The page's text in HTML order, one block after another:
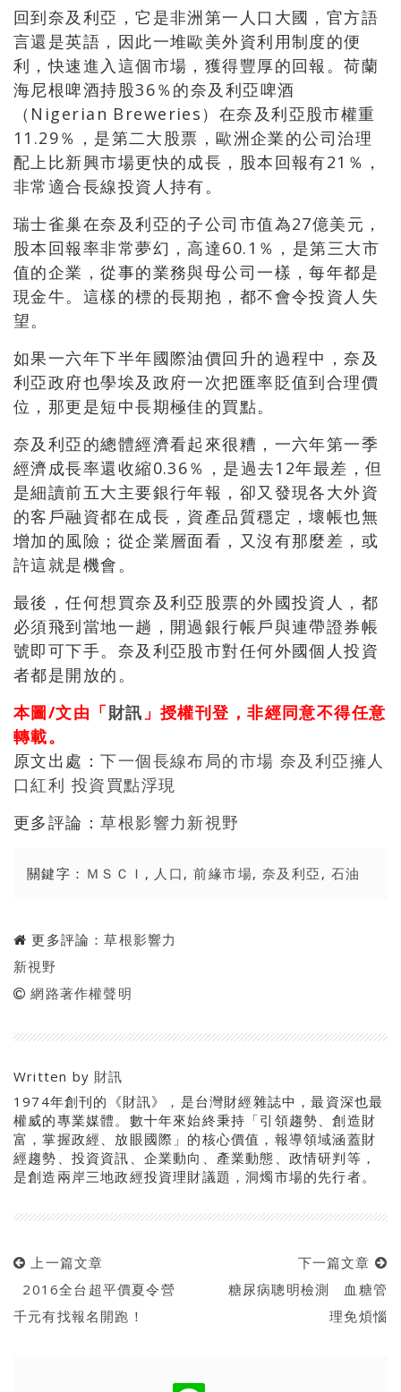
回到奈及利亞，它是非洲第一人口大國，官方語
言還是英語，因此一堆歐美外資利用制度的便
利，快速進入這個市場，獲得豐厚的回報。荷蘭
海尼根啤酒持股36％的奈及利亞啤酒
（Nigerian Breweries）在奈及利亞股市權重
11.29％，是第二大股票，歐洲企業的公司治理
配上比新興市場更快的成長，股本回報有21％，
非常適合長線投資人持有。
瑞士雀巢在奈及利亞的子公司市值為27億美元，
股本回報率非常夢幻，高達60.1％，是第三大市
值的企業，從事的業務與母公司一樣，每年都是
現金牛。這樣的標的長期抱，都不會令投資人失
望。
如果一六年下半年國際油價回升的過程中，奈及
利亞政府也學埃及政府一次把匯率貶值到合理價
位，那更是短中長期極佳的買點。
奈及利亞的總體經濟看起來很糟，一六年第一季
經濟成長率還收縮0.36％，是過去12年最差，但
是細讀前五大主要銀行年報，卻又發現各大外資
的客戶融資都在成長，資產品質穩定，壞帳也無
增加的風險；從企業層面看，又沒有那麼差，或
許這就是機會。
最後，任何想買奈及利亞股票的外國投資人，都
必須飛到當地一趟，開過銀行帳戶與連帶證券帳
號即可下手。奈及利亞股市對任何外國個人投資
者都是開放的。
本圖/文由「財訊 」授權刊登，非經同意不得任意
轉載。
原文出處：下一個長線布局的市場 奈及利亞擁人
口紅利 投資買點浮現
更多評論：草根影響力新視野
關鍵字： ＭＳＣＩ , 人口 ,前緣市場, 奈及利亞 , 石油
更多評論：草根影響力
新視野
網路著作權聲明
Written by 財訊
1974年創刊的《財訊》，是台灣財經雜誌中，最資深也最
權威的專業媒體。數十年來始終秉持「引領趨勢、創造財
富，掌握政經、放眼國際」的核心價值，報導領域涵蓋財
經趨勢、投資資訊、企業動向、產業動態、政情研判等，
是創造兩岸三地政經投資理財議題，洞燭市場的先行者。
上一篇文章
2016全台超平價夏令營
千元有找報名開跑！
下一篇文章
糖尿病聰明檢測 血糖管
理免煩惱